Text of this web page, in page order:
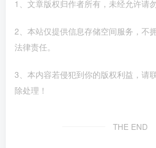
1、文章版权归作者所有，未经允许请勿
2、本站仅提供信息存储空间服务，不
法律责任。
3、本内容若侵犯到你的版权利益，请
除处理！
THE END